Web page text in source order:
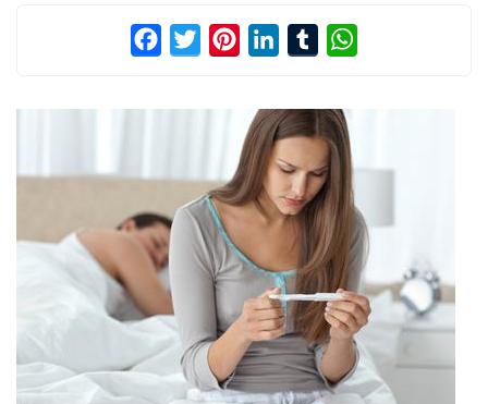
FacebookTwitterPinterestLinkedInTumblr